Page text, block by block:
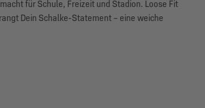
für Schule, Freizeit und Stadion. Loose Fit
Dein Schalke-Statement – eine weiche